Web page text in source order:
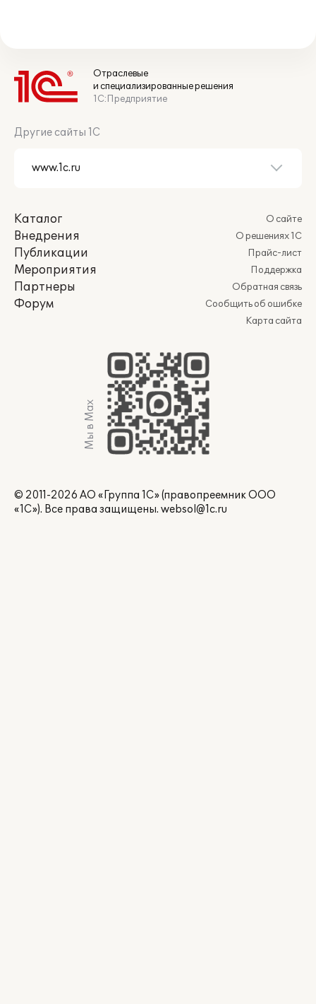
Отраслевые
и специализированные решения
1С:Предприятие
Другие сайты 1С
Каталог
Внедрения
Публикации
Мероприятия
Партнеры
Форум
О сайте
О решениях 1С
Прайс-лист
Поддержка
Обратная связь
Сообщить об ошибке
Карта сайта
Мы в Max
© 2011-2026 АО «Группа 1С» (правопреемник ООО
«1С»). Все права защищены. websol@1c.ru